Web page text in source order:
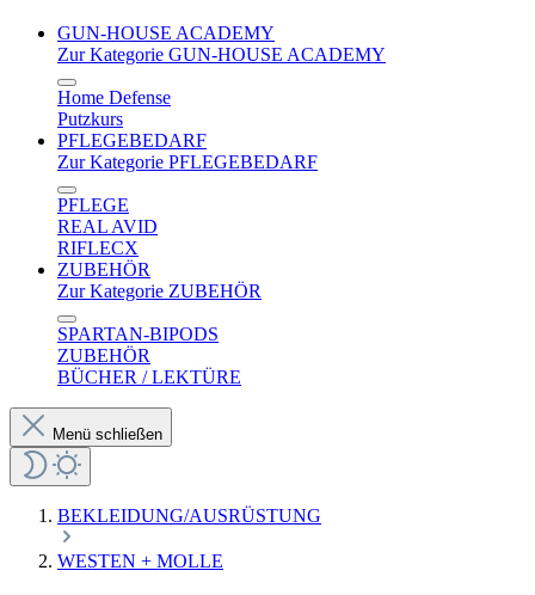
GUN-HOUSE ACADEMY
Zur Kategorie GUN-HOUSE ACADEMY
Home Defense
Putzkurs
PFLEGEBEDARF
Zur Kategorie PFLEGEBEDARF
PFLEGE
REAL AVID
RIFLECX
ZUBEHÖR
Zur Kategorie ZUBEHÖR
SPARTAN-BIPODS
ZUBEHÖR
BÜCHER / LEKTÜRE
Menü schließen
BEKLEIDUNG/AUSRÜSTUNG
WESTEN + MOLLE